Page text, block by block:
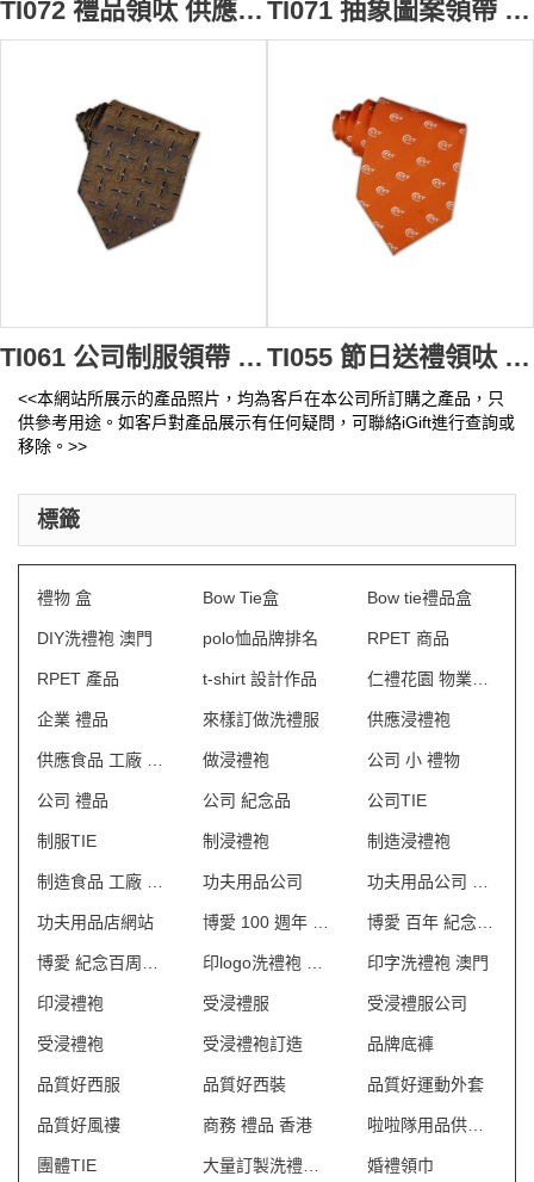
TI072 禮品領呔 供應訂購 領巾 西裝 彩條領呔 領呔款式設計 領呔批發商 TI071 抽象圖案領帶 訂做 數碼印製領帶 領帶搭配 領帶供應商
TI061 公司制服領帶 來樣訂造 提花格紋領帶 領帶設計 領帶生產商 TI055 節日送禮領呔 訂造 團體Logo印製領呔 公司領呔 領呔批發商
<<本網站所展示的產品照片，均為客戶在本公司所訂購之產品，只
供參考用途。如客戶對產品展示有任何疑問，可聯絡iGift進行查詢或
移除。>>
標籤
禮物 盒 Bow Tie盒 Bow tie禮品盒
DIY洗禮袍 澳門 polo恤品牌排名 RPET 商品
RPET 產品 t-shirt 設計作品
企業 禮品 來樣訂做洗禮服 供應浸禮袍
做浸禮袍 公司 小 禮物
公司 禮品 公司 紀念品 公司TIE
制服TIE 制浸禮袍 制造浸禮袍
功夫用品公司
功夫用品店網站
印字洗禮袍 澳門
印浸禮袍 受浸禮服 受浸禮服公司
受浸禮袍 受浸禮袍訂造 品牌底褲
品質好西服 品質好西裝 品質好運動外套
品質好風褸 商務 禮品 香港
團體TIE 大量訂製洗禮袍 澳門 婚禮領巾